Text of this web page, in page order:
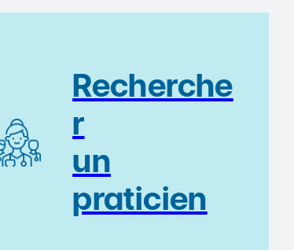
Recherche
r
un
praticien